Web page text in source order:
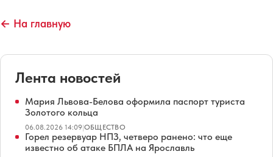
← На главную
Лента новостей
Мария Львова-Белова оформила паспорт туриста
Золотого кольца
06.08.2026 14:09|ОБЩЕСТВО
Горел резервуар НПЗ, четверо ранено: что еще
известно об атаке БПЛА на Ярославль